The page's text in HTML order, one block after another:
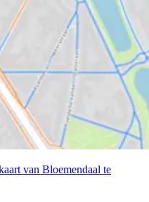
van Bloemendaal te